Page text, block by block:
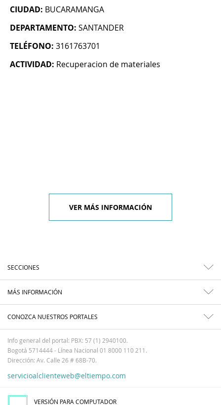
CIUDAD: BUCARAMANGA
DEPARTAMENTO: SANTANDER
TELÉFONO: 3161763701
ACTIVIDAD: Recuperacion de materiales
VER MÁS INFORMACIÓN
SECCIONES
MÁS INFORMACIÓN
CONOZCA NUESTROS PORTALES
Info general del portal: PBX: 57 (1) 2940100.
Bogotá 5714444 - Línea Nacional 01 8000 110 211.
Dirección: Av. Calle 26 # 68B-70.
servicioalclienteweb@eltiempo.com
VERSIÓN PARA COMPUTADOR